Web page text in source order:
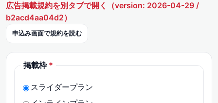
広告掲載規約を別タブで開く（version: 2026-04-29 /
b2acd4aa04d2）
申込み画面で規約を読む
掲載枠 *
スライダープラン